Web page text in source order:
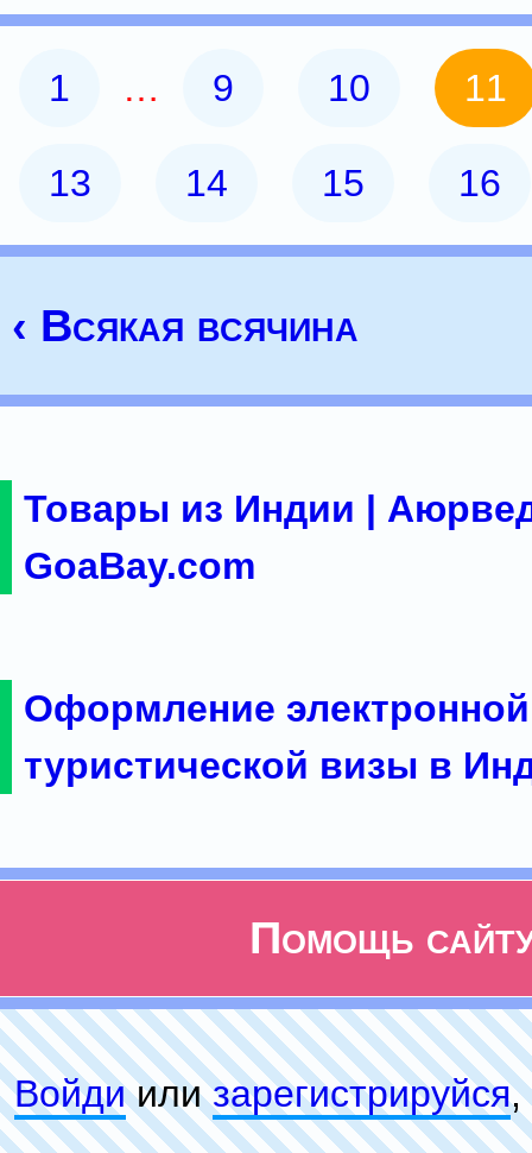
1 … 9 10 11
13 14 15 16
‹ Всякая всячина
Товары из Индии |
GoaBay.com
Оформление электронной
туристической визы в
Помощь
Войдиилизарeгиcтpируйся,